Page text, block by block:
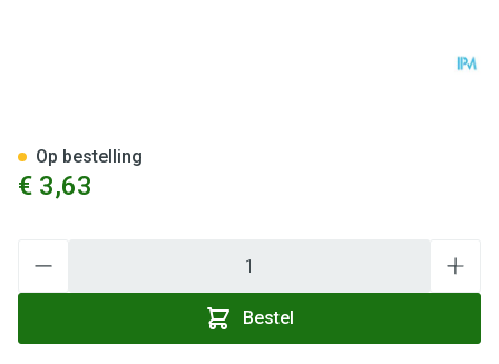
€ 3,63
Bestel
Op bestelling